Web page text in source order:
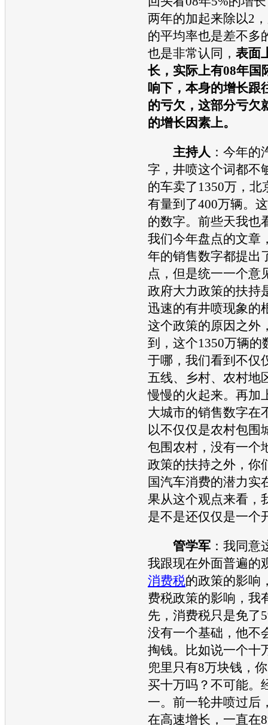
两年的加起来除以2
的平均率也是差不多
也是非常认同， 表面
长，实际上有08年国
响下，本身的增长跟
的亏欠，这部分亏欠
的增长因素上。
主持人 ：今年的
字，井喷这个词都不
的车卖了1350万，北
有量到了400万辆。
的数字。前些天我也
我们今年盘点的文章
年的销售数字都提出
点，但是统一一个意
政府大力政策的扶持
迅速的有井喷现象的
这个政策的原因之外
到，这个1350万辆的
于哪，我们看到不仅
五线、乡村、农村地
慢慢的火起来。再加
大城市的销售数字在
以不仅仅是农村包围
包围农村，没有一个
政策的扶持之外，你
国汽车消费的潜力实
果从这个观点来看，
是不是还仅仅是一个
管学军 ：我同意
我跟现在外面普遍的
消费税的政策的影响
费税政策的影响，我
先， 消费税只是免了
没有一个基础，他不
掏钱。比如说一个十
兜里只有8万块钱，
买十万吗？不可能。
一。前一轮井喷过后
在高速增长，一直在